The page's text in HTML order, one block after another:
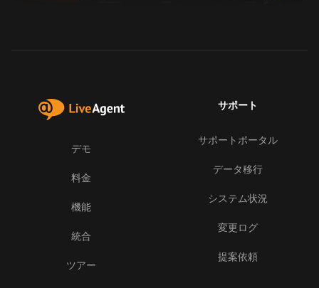
デモ
料金
機能
統合
ツアー
サポート
サポートポータル
データ移行
システム状況
変更ログ
提案依頼